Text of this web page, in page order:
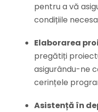
pentru a vă
condițiile
Elaborarea
pregătiți
asigurându-ne
cerințele
Asistență în